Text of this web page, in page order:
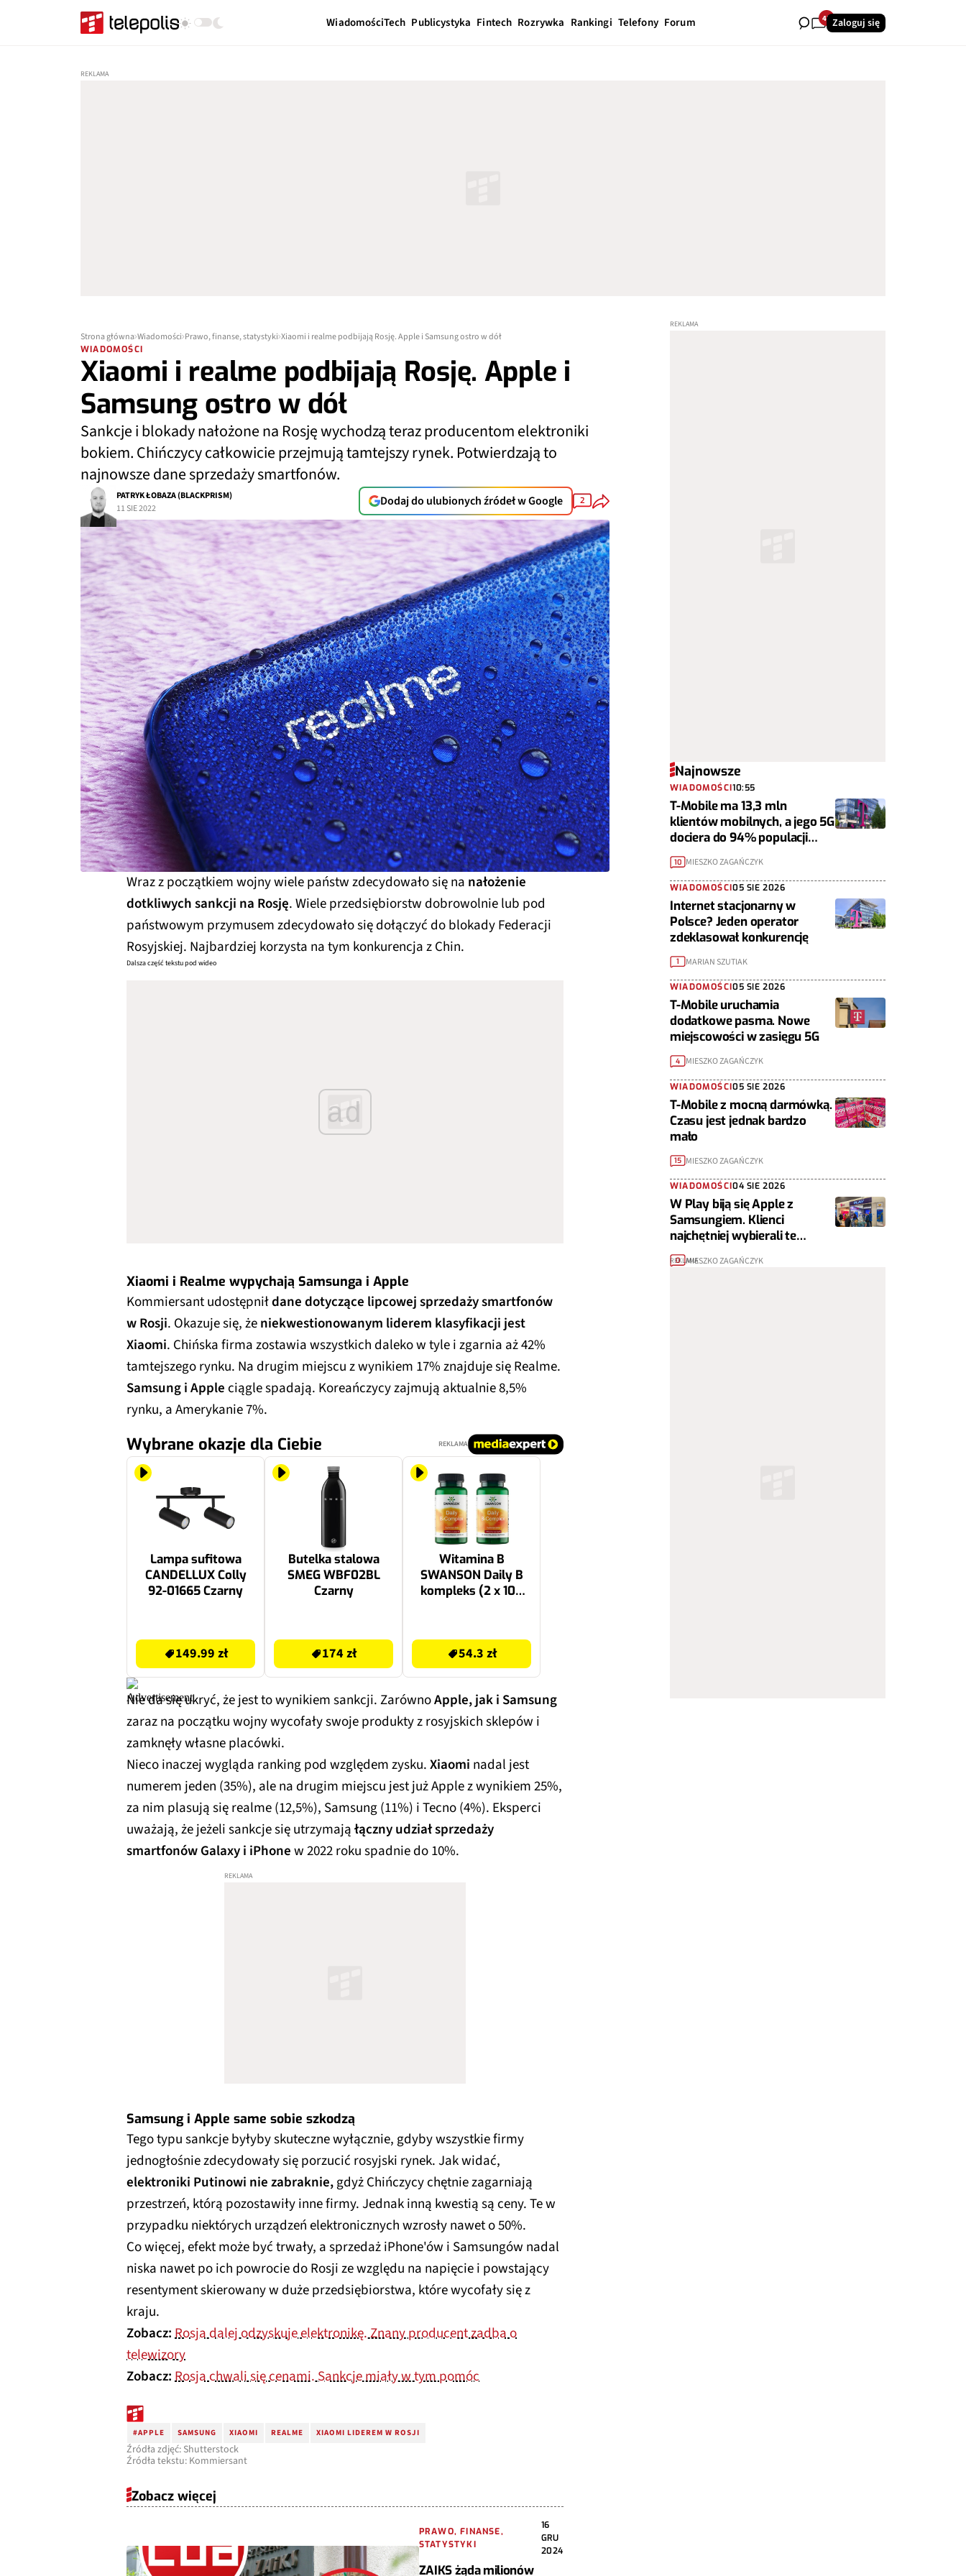
WiadomościTech Publicystyka Fintech Rozrywka Rankingi Telefony Forum 42Zaloguj się
Strona główna Wiadomości Prawo, finanse, statystyki Xiaomi i realme podbijają Rosję. Apple i Samsung ostro w dół
WIADOMOŚCI
Xiaomi i realme podbijają Rosję. Apple i
Samsung ostro w dół
Sankcje i blokady nałożone na Rosję wychodzą teraz producentom elektroniki
bokiem. Chińczycy całkowicie przejmują tamtejszy rynek. Potwierdzają to
najnowsze dane sprzedaży smartfonów.
PATRYK ŁOBAZA (BLACKPRISM)
11 SIE 2022
Dodaj do ulubionych źródeł w Google 2
Wraz z początkiem wojny wiele państw zdecydowało się na nałożenie
dotkliwych sankcji na Rosję. Wiele przedsiębiorstw dobrowolnie lub pod
państwowym przymusem zdecydowało się dołączyć do blokady Federacji
Rosyjskiej. Najbardziej korzysta na tym konkurencja z Chin.
Dalsza część tekstu pod wideo
ad
Xiaomi i Realme wypychają Samsunga i Apple
Kommiersant udostępniłdane dotyczące lipcowej sprzedaży smartfonów
w Rosji. Okazuje się, żeniekwestionowanym liderem klasyfikacji jest
Xiaomi. Chińska firma zostawia wszystkich daleko w tyle i zgarnia aż 42%
tamtejszego rynku. Na drugim miejscu z wynikiem 17% znajduje się Realme.
Samsung i Appleciągle spadają. Koreańczycy zajmują aktualnie 8,5%
rynku, a Amerykanie 7%.
Wybrane okazje dla Ciebie REKLAMA
Lampa sufitowa
CANDELLUX Colly
92-01665 Czarny
149.99 zł
Butelka stalowa
SMEG WBF02BL
Czarny
174 zł
Witamina B
SWANSON Daily B
kompleks (2 x 100
54.3 zł
Nie da się ukryć, że jest to wynikiem sankcji. ZarównoApple, jak i Samsung
zaraz na początku wojny wycofały swoje produkty z rosyjskich sklepów i
zamknęły własne placówki.
Nieco inaczej wygląda ranking pod względem zysku.Xiaomi nadal jest
numerem jeden (35%), ale na drugim miejscu jest już Apple z wynikiem 25%,
za nim plasują się realme (12,5%), Samsung (11%) i Tecno (4%). Eksperci
uważają, że jeżeli sankcje się utrzymająłączny udział sprzedaży
smartfonów Galaxy i iPhonew 2022 roku spadnie do 10%.
Samsung i Apple same sobie szkodzą
Tego typu sankcje byłyby skuteczne wyłącznie, gdyby wszystkie firmy
jednogłośnie zdecydowały się porzucić rosyjski rynek. Jak widać,
elektroniki Putinowi nie zabraknie,gdyż Chińczycy chętnie zagarniają
przestrzeń, którą pozostawiły inne firmy. Jednak inną kwestią są ceny. Te w
przypadku niektórych urządzeń elektronicznych wzrosły nawet o 50%.
Co więcej, efekt może być trwały, a sprzedaż iPhone'ów i Samsungów nadal
niska nawet po ich powrocie do Rosji ze względu na napięcie i powstający
resentyment skierowany w duże przedsiębiorstwa, które wycofały się z
kraju.
Zobacz:Rosja dalej odzyskuje elektronikę. Znany producent zadba o
telewizory
Zobacz:Rosja chwali się cenami. Sankcje miały w tym pomóc
#APPLE SAMSUNG XIAOMI REALME XIAOMI LIDEREM W ROSJI
Źródła zdjęć: Shutterstock
Źródła tekstu: Kommiersant
Zobacz więcej
PRAWO, FINANSE,
STATYSTYKI
16
GRU
2024
ZAIKS żąda milionów
Najnowsze
WIADOMOŚCI10:55
T-Mobile ma 13,3 mln
klientów mobilnych, a jego 5G
dociera do 94% populacji
Polski
10 MIESZKO ZAGAŃCZYK
WIADOMOŚCI05 SIE 2026
Internet stacjonarny w
Polsce? Jeden operator
zdeklasował konkurencję
1 MARIAN SZUTIAK
WIADOMOŚCI05 SIE 2026
T-Mobile uruchamia
dodatkowe pasma. Nowe
miejscowości w zasięgu 5G
4 MIESZKO ZAGAŃCZYK
WIADOMOŚCI05 SIE 2026
T-Mobile z mocną darmówką.
Czasu jest jednak bardzo
mało
15 MIESZKO ZAGAŃCZYK
WIADOMOŚCI04 SIE 2026
W Play biją się Apple z
Samsungiem. Klienci
najchętniej wybierali te
telefony
0 MIESZKO ZAGAŃCZYK